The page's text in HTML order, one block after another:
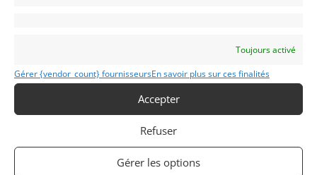
Toujours activé
Gérer {vendor_count} fournisseursEn savoir plus sur ces finalités
Accepter
Refuser
Gérer les options
pédale d’accélérateur « sport », ou encore les dessus
de porte en cuir et tous les chromes présentent
Mécaniquement, cette DS, dont le compartiment
moteur est en état d’origine, se comporte de manière
plus que satisfaisante. Les montées en régime sont
franches, la boite de vitesse douce et le système de